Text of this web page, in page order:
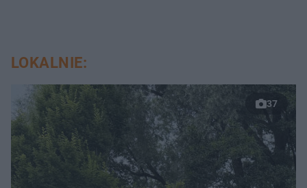
LOKALNIE:
37